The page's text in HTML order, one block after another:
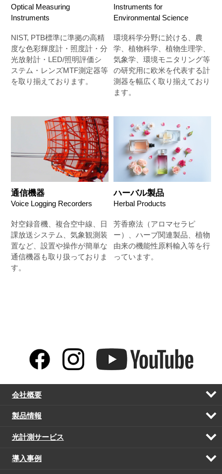
Optical Measuring
Instruments
NIST, PTB標準に準拠の高精
度な色彩輝度計・照度計・分
光放射計・LED/照明評価シ
ステム・レンズMTF測定器等
を取り揃えております。
Instruments for
Environmental Science
環境科学分野に於ける、農
学、植物科学、植物生理学、
気象学、環境モニタリング等
の研究用に欧米を代表する計
測器を幅広く取り揃えており
ます。
通信機器
Voice Logging Recorders
対空録音機、複合空中線、日
課放送システム、気象観測装
置など、設置や操作が簡単な
通信機器も取り扱っておりま
す。
ハーバル製品
Herbal Products
芳香療法（アロマセラピ
ー）、ハーブ関連製品、植物
由来の機能性原料輸入等を行
っています。
会社概要
開
製品情報
開
光計測サービス
開
導入事例
開